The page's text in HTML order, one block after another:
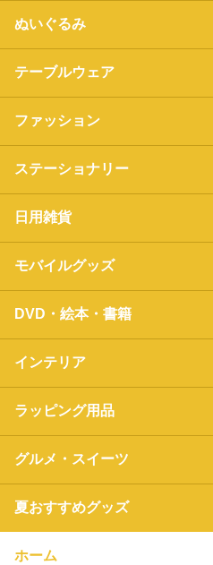
ぬいぐるみ
テーブルウェア
ファッション
ステーショナリー
日用雑貨
モバイルグッズ
DVD・絵本・書籍
インテリア
ラッピング用品
グルメ・スイーツ
夏おすすめグッズ
ホーム